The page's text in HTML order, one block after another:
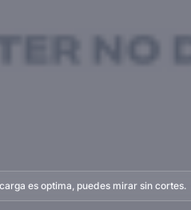
es optima, puedes mirar sin cortes.